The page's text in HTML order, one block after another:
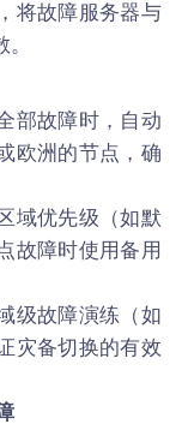
将故障服务器与
部故障时，自动
欧洲的节点，确
域优先级（如默
故障时使用备用
级故障演练（如
灾备切换的有效